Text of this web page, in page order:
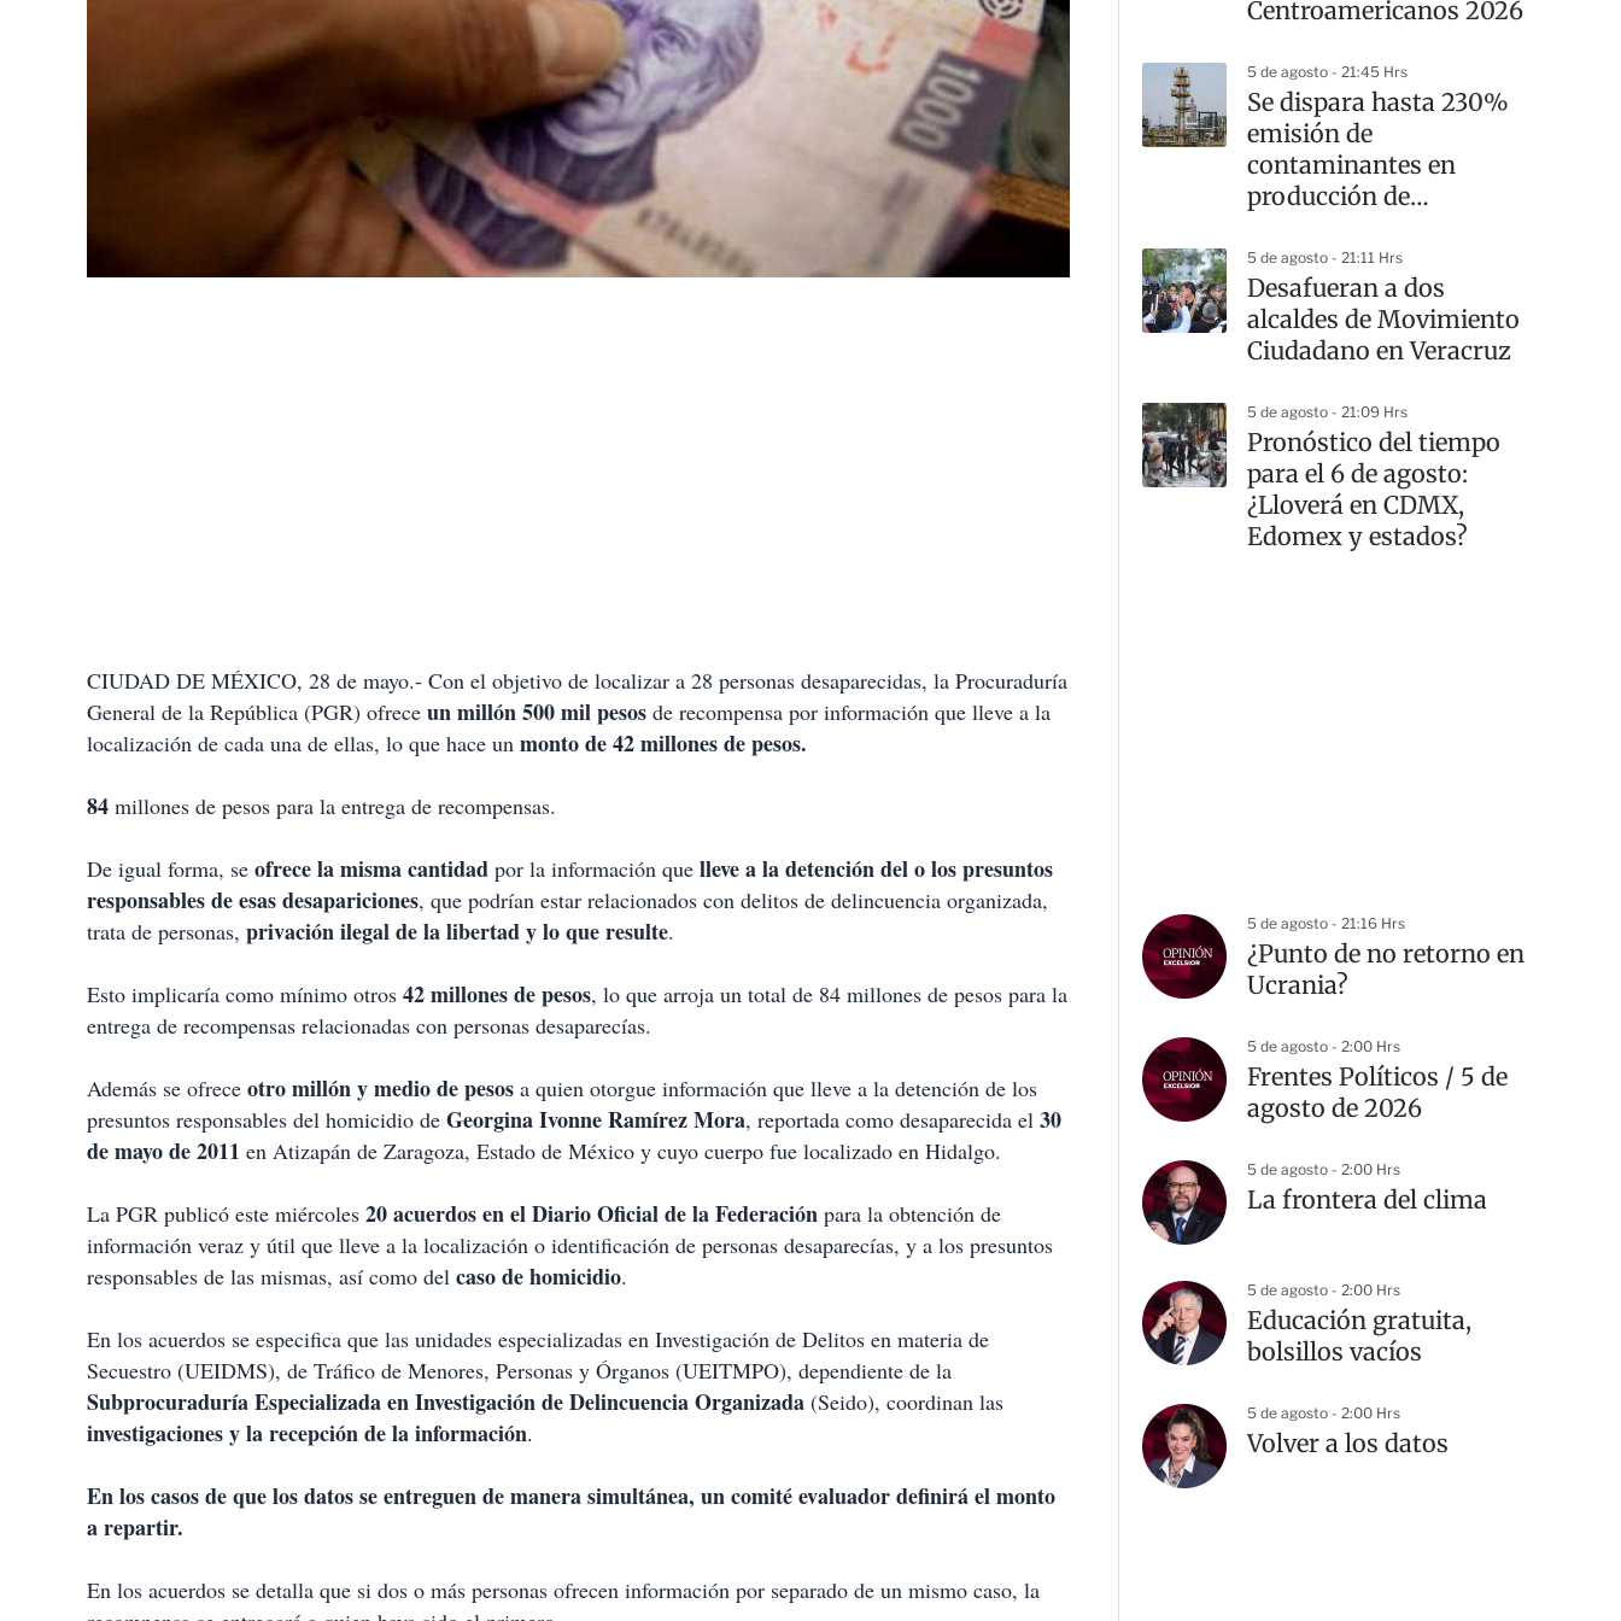
CIUDAD DE MÉXICO, 28 de mayo.- Con el objetivo de localizar a 28 personas desaparecidas, la Procuraduría
General de la República (PGR) ofrece un millón 500 mil pesos de recompensa por información que lleve a la
localización de cada una de ellas, lo que hace un monto de 42 millones de pesos.
84 millones de pesos para la entrega de recompensas.
De igual forma, se ofrece la misma cantidad por la información que lleve a la detención del o los presuntos
responsables de esas desapariciones, que podrían estar relacionados con delitos de delincuencia organizada,
trata de personas, privación ilegal de la libertad y lo que resulte.
Esto implicaría como mínimo otros 42 millones de pesos, lo que arroja un total de 84 millones de pesos para la
entrega de recompensas relacionadas con personas desaparecías.
Además se ofrece otro millón y medio de pesos a quien otorgue información que lleve a la detención de los
presuntos responsables del homicidio de Georgina Ivonne Ramírez Mora, reportada como desaparecida el 30
de mayo de 2011 en Atizapán de Zaragoza, Estado de México y cuyo cuerpo fue localizado en Hidalgo.
La PGR publicó este miércoles 20 acuerdos en el Diario Oficial de la Federación para la obtención de
información veraz y útil que lleve a la localización o identificación de personas desaparecías, y a los presuntos
responsables de las mismas, así como del caso de homicidio.
En los acuerdos se especifica que las unidades especializadas en Investigación de Delitos en materia de
Secuestro (UEIDMS), de Tráfico de Menores, Personas y Órganos (UEITMPO), dependiente de la
Subprocuraduría Especializada en Investigación de Delincuencia Organizada (Seido), coordinan las
investigaciones y la recepción de la información.
En los casos de que los datos se entreguen de manera simultánea, un comité evaluador definirá el monto
a repartir.
En los acuerdos se detalla que si dos o más personas ofrecen información por separado de un mismo caso, la
Centroamericanos 2026
5 de agosto - 21:45 Hrs
Se dispara hasta 230%
emisión de
contaminantes en
producción de
5 de agosto - 21:11 Hrs
Desafueran a dos
alcaldes de Movimiento
Ciudadano en Veracruz
5 de agosto - 21:09 Hrs
Pronóstico del tiempo
para el 6 de agosto:
¿Lloverá en CDMX,
Edomex y estados?
5 de agosto - 21:16 Hrs
¿Punto de no retorno en
Ucrania?
5 de agosto - 2:00 Hrs
Frentes Políticos / 5 de
agosto de 2026
5 de agosto - 2:00 Hrs
La frontera del clima
5 de agosto - 2:00 Hrs
Educación gratuita,
bolsillos vacíos
5 de agosto - 2:00 Hrs
Volver a los datos